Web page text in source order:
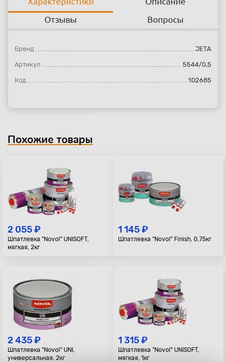
Отзывы
Вопросы
Бренд JETA
Артикул 5544/0,5
Код 102685
Похожие товары
2 055 ₽
Шпатлевка "Novol" UNISOFT,
мягкая, 2кг
1 145 ₽
Шпатлевка "Novol" Finish, 0,75кг
2 435 ₽
Шпатлевка "Novol" UNI,
универсальная, 2кг
1 315 ₽
Шпатлевка "Novol" UNISOFT,
мягкая, 1кг